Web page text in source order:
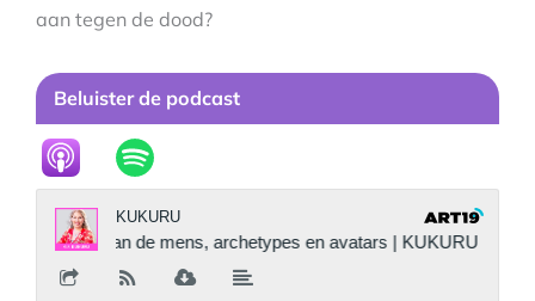
aan tegen de dood?
Beluister de podcast